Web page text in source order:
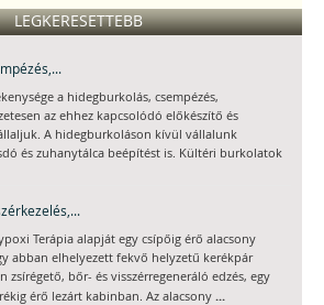
LEGKERESETTEBB
a hidegburkolás, csempézés,
az ehhez kapcsolódó előkészítő és
A hidegburkoláson kívül vállalunk
és zuhanytálca beépítést is. Kültéri burkolatok
Terápia alapját egy csípőig érő alacsony
abban elhelyezett fekvő helyzetű kerékpár
zsírégető, bőr- és visszérregeneráló edzés, egy
érő lezárt kabinban. Az alacsony ...